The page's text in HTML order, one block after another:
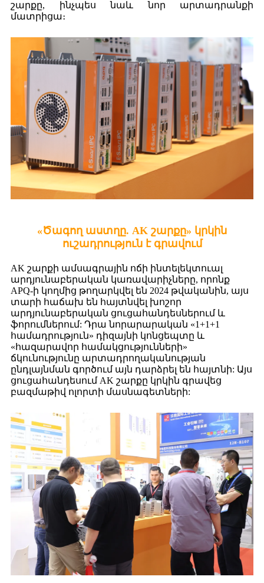
շարքը, ինչպես նաև նոր արտադրանքի
մատրիցա։
«Ծագող աստղը. AK շարքը» կրկին
ուշադրություն է գրավում
AK շարքի ամսագրային ոճի ինտելեկտուալ
արդյունաբերական կառավարիչները, որոնք
APQ-ի կողմից թողարկվել են 2024 թվականին, այս
տարի հաճախ են հայտնվել խոշոր
արդյունաբերական ցուցահանդեսներում և
ֆորումներում: Դրա նորարարական «1+1+1
համադրություն» դիզայնի կոնցեպտը և
«հազարավոր համակցությունների»
ճկունությունը արտադրողականության
ընդլայնման գործում այն ​​դարձրել են հայտնի: Այս
ցուցահանդեսում AK շարքը կրկին գրավեց
բազմաթիվ ոլորտի մասնագետների: